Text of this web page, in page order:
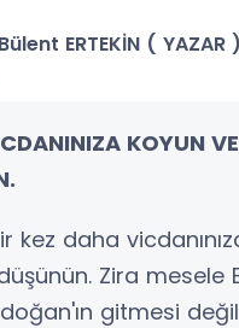
Bülent ERTEKİN ( YAZAR )
KOYUN
kez daha
Zira mesele
gitmesi